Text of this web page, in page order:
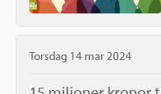
Torsdag 14 mar 2024